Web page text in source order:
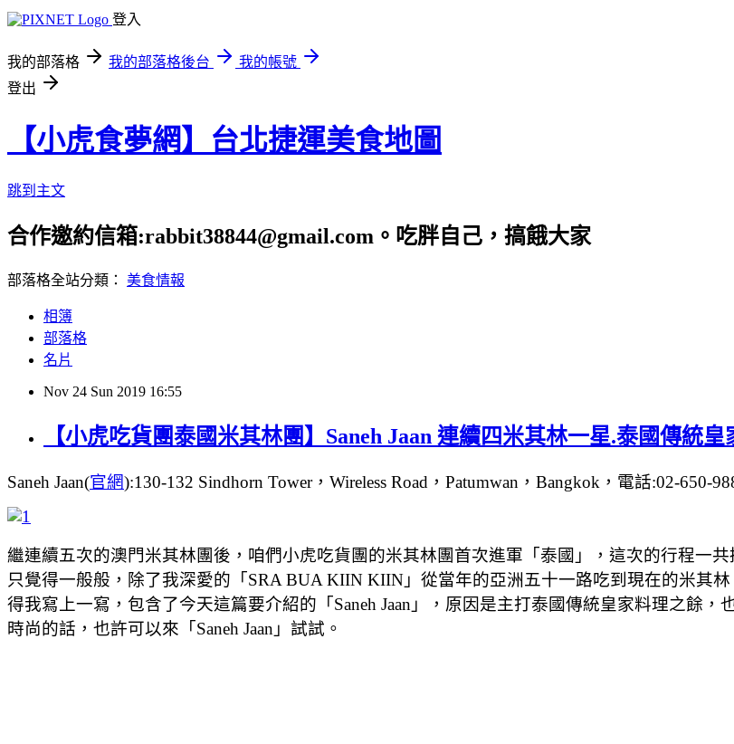
登入
我的部落格 我的部落格後台
我的帳號
登出
【小虎食夢網】台北捷運美食地圖
跳到主文
合作邀約信箱:rabbit38844@gmail.com。吃胖自己，搞餓大家
部落格全站分類： 美食情報
相簿
部落格
名片
Nov 24 Sun 2019 16:55
【小虎吃貨團泰國米其林團】Saneh Jaan 連續四米其林一星.泰國傳統皇
Saneh Jaan(官網):130-132 Sindhorn Tower，Wireless Road，Patumwan，Bangkok，電話:02-650-
繼連續五次的澳門米其林團後，咱們小虎吃貨團的米其林團首次進軍「泰國」，這次的行程一
只覺得一般般，除了我深愛的「SRA BUA KIIN KIIN」從當年的亞洲五十一路吃到現在的米其
得我寫上一寫，包含了今天這篇要介紹的「Saneh Jaan」，原因是主打泰國傳統皇家料理之餘
時尚的話，也許可以來「Saneh Jaan」試試。